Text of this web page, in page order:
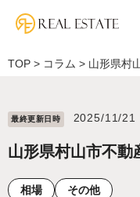
TOP > コラム > 山形県村
最終更新⽇時 2025/11/21
山形県村山市不動
相場 その他